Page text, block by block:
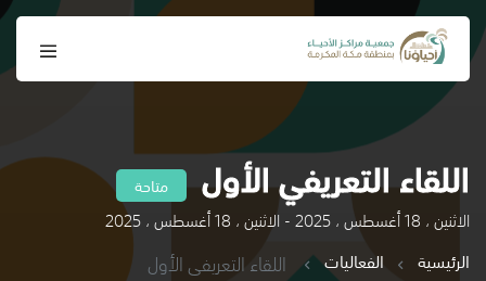
اللقاء التعريفي الأول متاحة
الاثنين ، 18 أغسطس ، 2025 - الاثنين ، 18 أغسطس ، 2025
الرئيسية
الفعاليات اللقاء التعريفي الأول